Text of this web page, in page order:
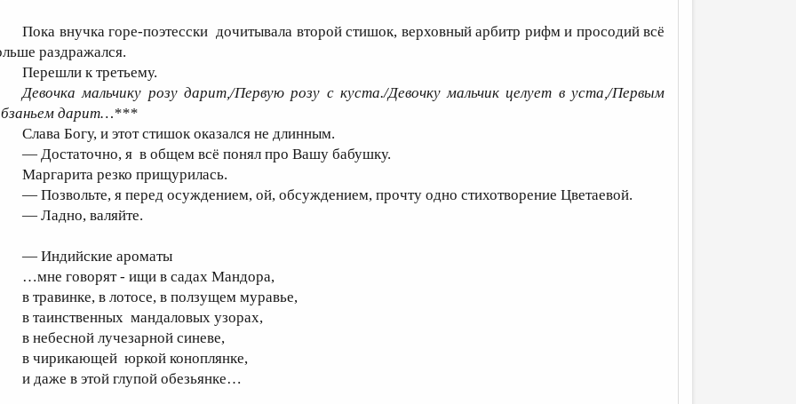
Пока внучка горе-поэтесски дочитывала второй стишок, верховный арбитр рифм и просодий всё
раздражался.
Перешли к третьему.
Девочка мальчику розу дарит,/Первую розу с куста./Девочку мальчик целует в уста,/Первым
дарит…***
Слава Богу, и этот стишок оказался не длинным.
— Достаточно, я в общем всё понял про Вашу бабушку.
Маргарита резко прищурилась.
— Позвольте, я перед осуждением, ой, обсуждением, прочту одно стихотворение Цветаевой.
— Ладно, валяйте.
— Индийские ароматы
…мне говорят - ищи в садах Мандора,
в травинке, в лотосе, в ползущем муравье,
в таинственных мандаловых узорах,
в небесной лучезарной синеве,
в чирикающей юркой коноплянке,
и даже в этой глупой обезьянке…